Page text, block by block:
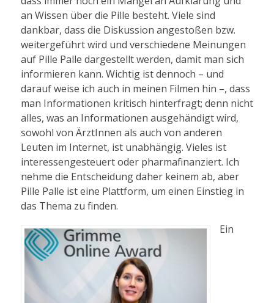
an Wissen über die Pille besteht. Viele sind
dankbar, dass die Diskussion angestoßen bzw.
weitergeführt wird und verschiedene Meinungen
auf Pille Palle dargestellt werden, damit man sich
informieren kann. Wichtig ist dennoch – und
darauf weise ich auch in meinen Filmen hin –, dass
man Informationen kritisch hinterfragt; denn nicht
alles, was an Informationen ausgehändigt wird,
sowohl von ÄrztInnen als auch von anderen
Leuten im Internet, ist unabhängig. Vieles ist
interessengesteuert oder pharmafinanziert. Ich
nehme die Entscheidung daher keinem ab, aber
Pille Palle ist eine Plattform, um einen Einstieg in
das Thema zu finden.
Ein